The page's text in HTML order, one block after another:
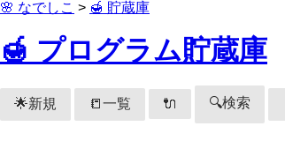
🌸 なでしこ > 🍯 貯蔵庫
🍯 プログラム貯蔵庫
🌟新規 📒一覧 🔌 🔍検索